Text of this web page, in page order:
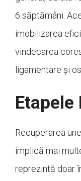
6 săptămâni.
imobilizarea
vindecarea
ligamentare și
Etapele
Recuperarea
implică mai
reprezintă doar